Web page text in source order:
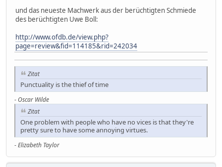
und das neueste Machwerk aus der berüchtigten Schmiede
des berüchtigten Uwe Boll:
http://www.ofdb.de/view.php?
page=review&fid=114185&rid=242034
Zitat
Punctuality is the thief of time
- Oscar Wilde
Zitat
One problem with people who have no vices is that they're
pretty sure to have some annoying virtues.
-Elizabeth Taylor